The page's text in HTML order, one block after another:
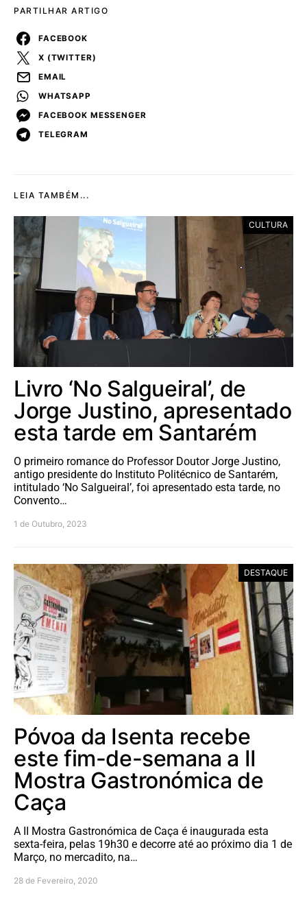
PARTILHAR ARTIGO
FACEBOOK
X (TWITTER)
EMAIL
WHATSAPP
FACEBOOK MESSENGER
TELEGRAM
LEIA TAMBÉM...
CULTURA
Livro ‘No Salgueiral’, de
Jorge Justino, apresentado
esta tarde em Santarém
O primeiro romance do Professor Doutor Jorge Justino,
antigo presidente do Instituto Politécnico de Santarém,
intitulado ‘No Salgueiral’, foi apresentado esta tarde, no
Convento…
1 de Outubro, 2023
DESTAQUE
Póvoa da Isenta recebe
este fim-de-semana a II
Mostra Gastronómica de
Caça
A II Mostra Gastronómica de Caça é inaugurada esta
sexta-feira, pelas 19h30 e decorre até ao próximo dia 1 de
Março, no mercadito, na…
28 de Fevereiro, 2020